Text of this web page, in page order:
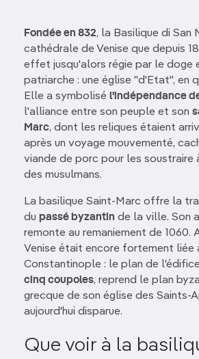
Fondée en 832, la Basilique di San
cathédrale de Venise que depuis
effet jusqu'alors régie par le doge
patriarche : une église "d'Etat", en
Elle a symbolisé l'indépendance
l'alliance entre son peuple et son
Marc, dont les reliques étaient
après un voyage mouvementé,
viande de porc pour les soustraire
des musulmans.
La basilique Saint-Marc offre la
du passé byzantin de la ville. Son
remonte au remaniement de 1060.
Venise était encore fortement liée
Constantinople : le plan de
cinq coupoles, reprend le plan
grecque de son église des Saints-
aujourd'hui disparue.
Que voir à la